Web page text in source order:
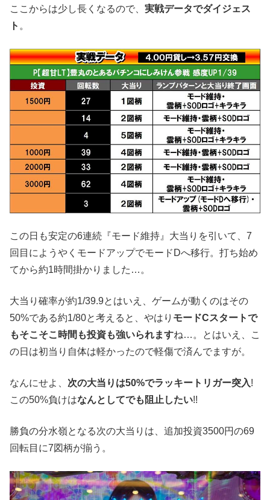
ここからは少し長くなるので、 実戦データでダイジェス
ト 。
この日も安定の6連続『モード維持』大当りを引いて、7
回目にようやくモードアップでモードDへ移行。打ち始め
てから約1時間掛かりました…。
大当り確率が約1/39.9とはいえ、ゲームが動くのはその
50%である約1/80と考えると、やはり モードCスタートで
もそこそこ時間も投資も強いられますね…。とはいえ、こ
の日は初当り自体は軽かったので軽傷で済んでますが。
なんにせよ、 次の大当りは50%でラッキートリガー突入!
この50%負けはなんとしてでも阻止したい!!
勝負の分水嶺となる次の大当りは、追加投資3500円の69
回転目に7図柄が揃う。